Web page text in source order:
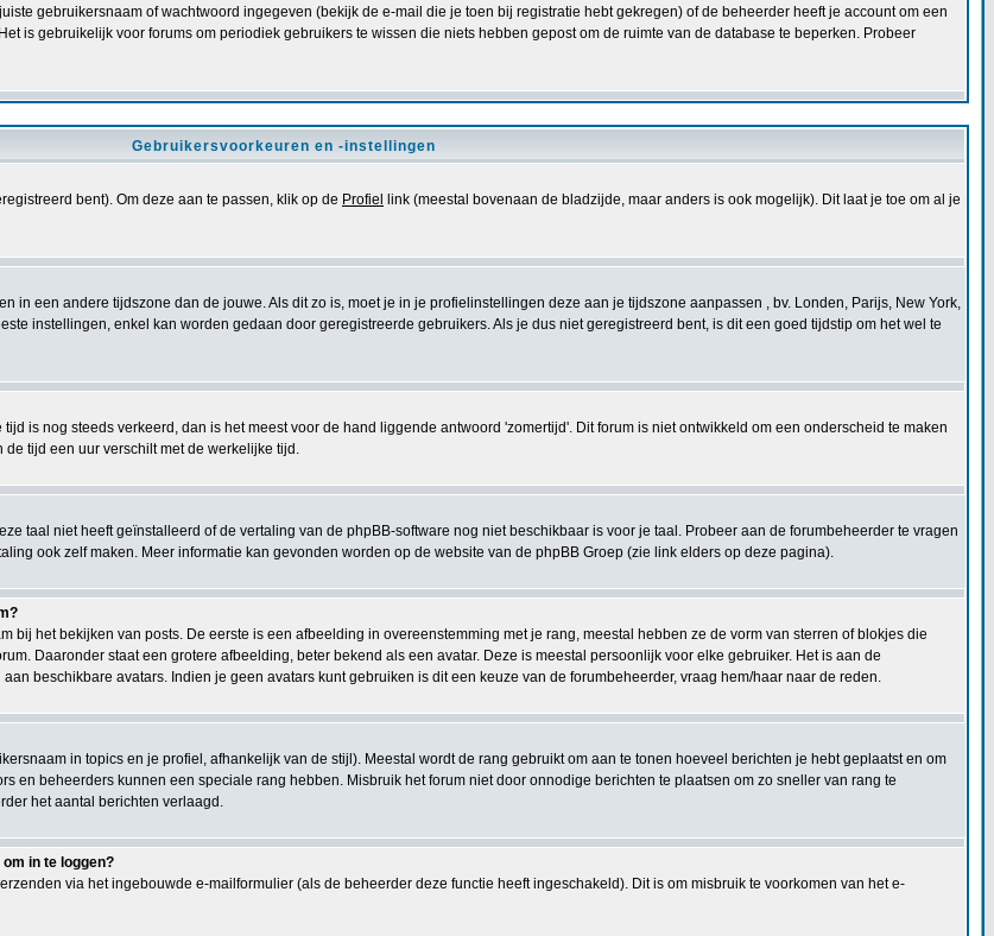
gebruikersnaam of wachtwoord ingegeven (bekijk de e-mail die je toen bij registratie hebt gekregen) of de beheerder heeft je account om een
is gebruikelijk voor forums om periodiek gebruikers te wissen die niets hebben gepost om de ruimte van de database te beperken. Probeer
Gebruikersvoorkeuren en -instellingen
bent). Om deze aan te passen, klik op de Profiel
link (meestal bovenaan de bladzijde, maar anders is ook mogelijk). Dit laat je toe om al je
in een andere tijdszone dan de jouwe. Als dit zo is, moet je in je profielinstellingen deze aan je tijdszone aanpassen , bv. Londen, Parijs, New York,
instellingen, enkel kan worden gedaan door geregistreerde gebruikers. Als je dus niet geregistreerd bent, is dit een goed tijdstip om het wel te
is nog steeds verkeerd, dan is het meest voor de hand liggende antwoord 'zomertijd'. Dit forum is niet ontwikkeld om een onderscheid te maken
tijd een uur verschilt met de werkelijke tijd.
taal niet heeft geïnstalleerd of de vertaling van de phpBB-software nog niet beschikbaar is voor je taal. Probeer aan de forumbeheerder te vragen
ook zelf maken. Meer informatie kan gevonden worden op de website van de phpBB Groep (zie link elders op deze pagina).
bij het bekijken van posts. De eerste is een afbeelding in overeenstemming met je rang, meestal hebben ze de vorm van sterren of blokjes die
Daaronder staat een grotere afbeelding, beter bekend als een avatar. Deze is meestal persoonlijk voor elke gebruiker. Het is aan de
beschikbare avatars. Indien je geen avatars kunt gebruiken is dit een keuze van de forumbeheerder, vraag hem/haar naar de reden.
in topics en je profiel, afhankelijk van de stijl). Meestal wordt de rang gebruikt om aan te tonen hoeveel berichten je hebt geplaatst en om
en beheerders kunnen een speciale rang hebben. Misbruik het forum niet door onnodige berichten te plaatsen om zo sneller van rang te
het aantal berichten verlaagd.
in te loggen?
via het ingebouwde e-mailformulier (als de beheerder deze functie heeft ingeschakeld). Dit is om misbruik te voorkomen van het e-